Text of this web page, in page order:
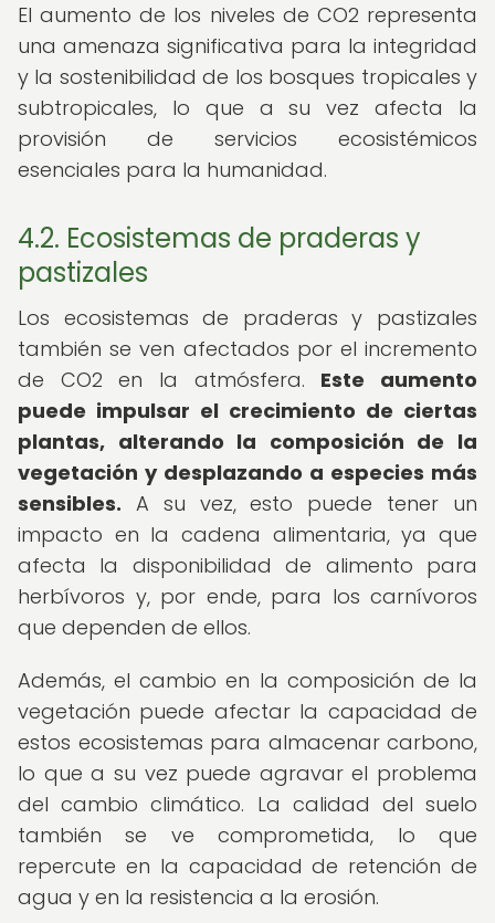
El aumento de los niveles de CO2 representa
una amenaza significativa para la integridad
y la sostenibilidad de los bosques tropicales y
subtropicales, lo que a su vez afecta la
provisión de servicios ecosistémicos
esenciales para la humanidad.
4.2. Ecosistemas de praderas y
pastizales
Los ecosistemas de praderas y pastizales
también se ven afectados por el incremento
de CO2 en la atmósfera. Este aumento
puede impulsar el crecimiento de ciertas
plantas, alterando la composición de la
vegetación y desplazando a especies más
sensibles. A su vez, esto puede tener un
impacto en la cadena alimentaria, ya que
afecta la disponibilidad de alimento para
herbívoros y, por ende, para los carnívoros
que dependen de ellos.
Además, el cambio en la composición de la
vegetación puede afectar la capacidad de
estos ecosistemas para almacenar carbono,
lo que a su vez puede agravar el problema
del cambio climático. La calidad del suelo
también se ve comprometida, lo que
repercute en la capacidad de retención de
agua y en la resistencia a la erosión.